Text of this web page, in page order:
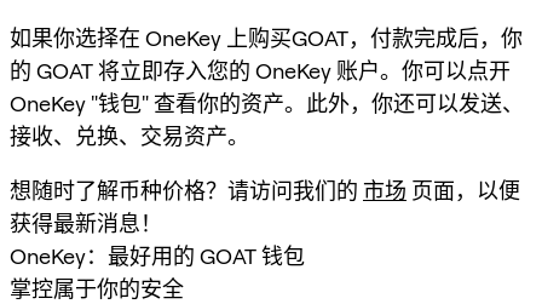
如果你选择在 OneKey 上购买GOAT，付款完成后，你
的 GOAT 将立即存入您的 OneKey 账户。你可以点开
OneKey "钱包" 查看你的资产。此外，你还可以发送、
接收、兑换、交易资产。
想随时了解币种价格？请访问我们的 市场 页面，以便
获得最新消息！
OneKey：最好用的 GOAT 钱包
掌控属于你的安全